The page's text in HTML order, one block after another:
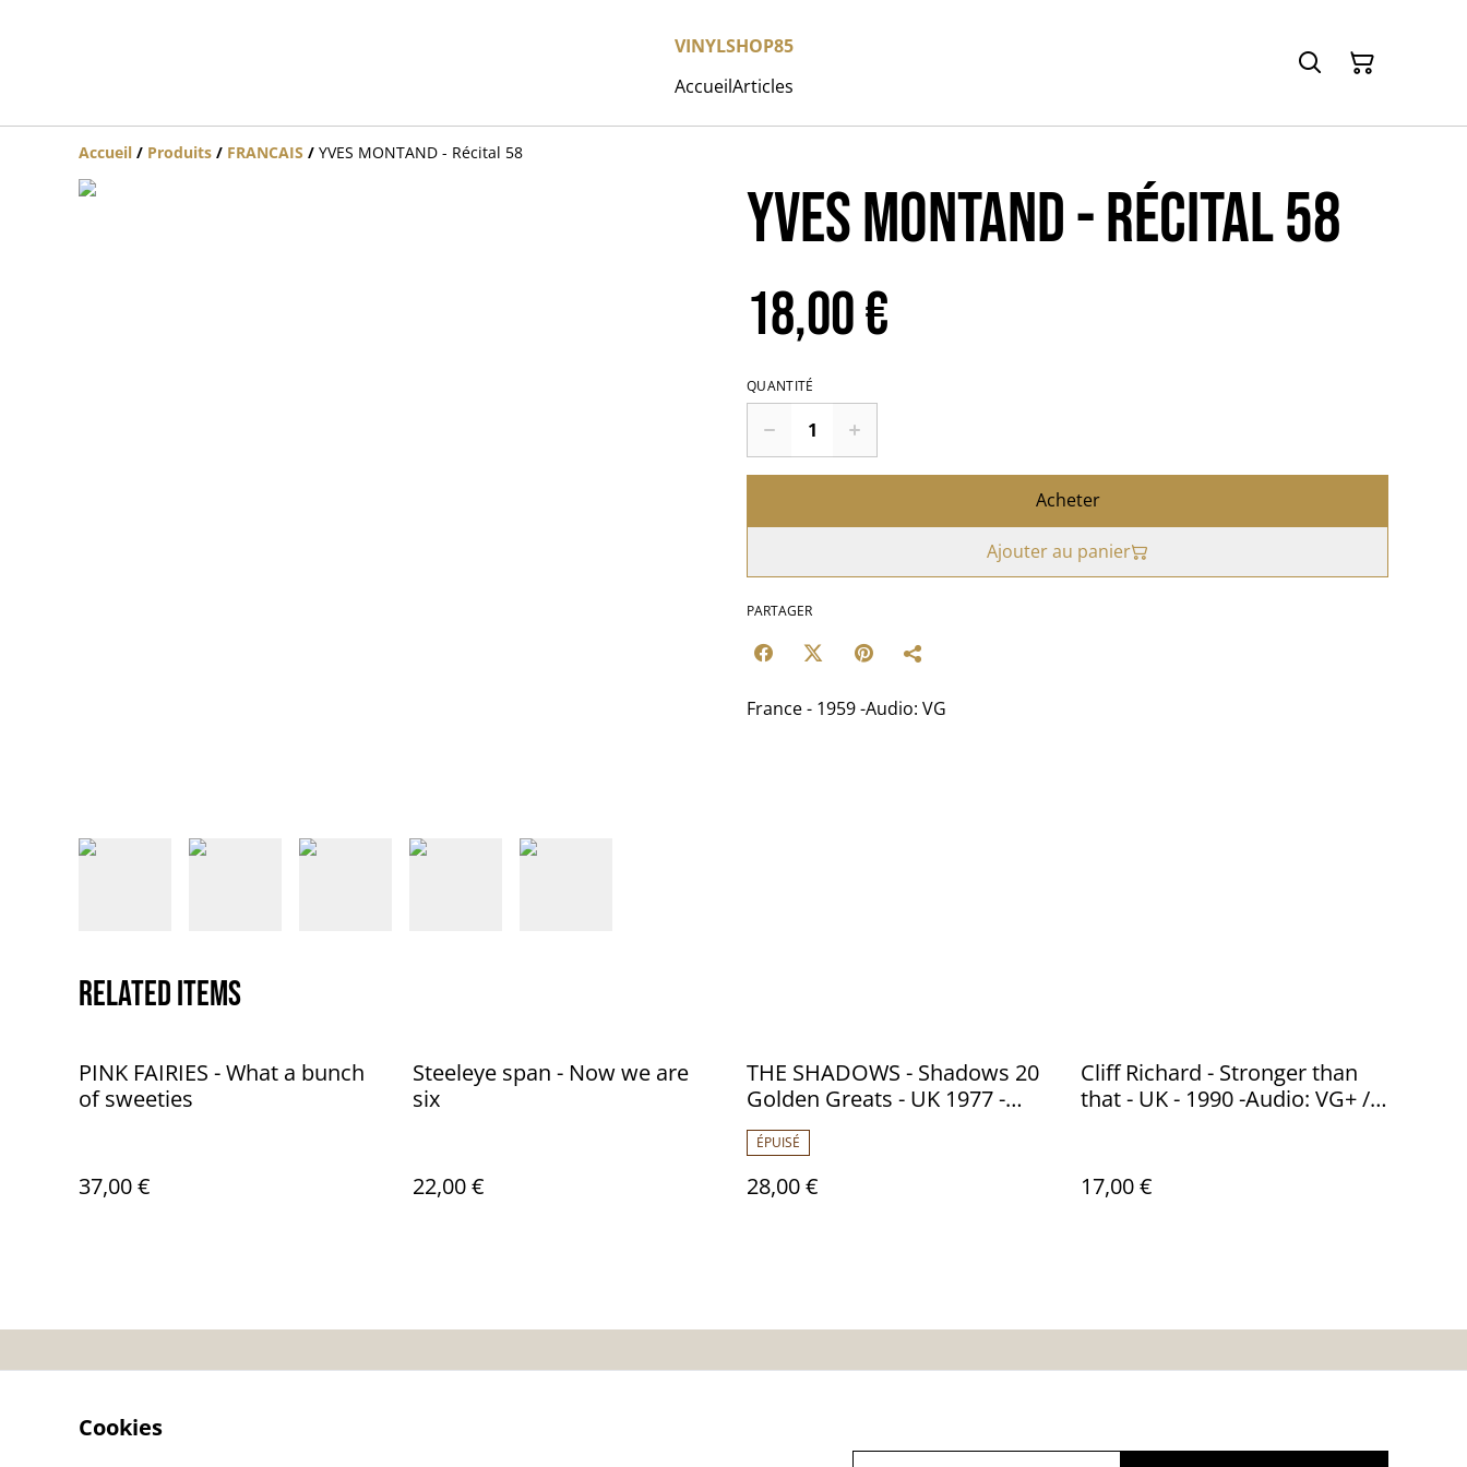
VINYLSHOP85
AccueilArticles
Accueil / Produits / FRANCAIS / YVES MONTAND - Récital 58
YVES MONTAND - Récital 58
18,00 €
QUANTITÉ
Acheter
Ajouter au panier
PARTAGER
France - 1959 -Audio: VG
Related items
PINK FAIRIES - What a bunch
of sweeties
37,00 €
Steeleye span - Now we are
six
22,00 €
THE SHADOWS - Shadows 20
Golden Greats - UK 1977 -
Audio: NM - EMI EMTV.3
ÉPUISÉ
28,00 €
Cliff Richard - Stronger than
that - UK - 1990 -Audio: VG+ /
17,00 €
Cookies